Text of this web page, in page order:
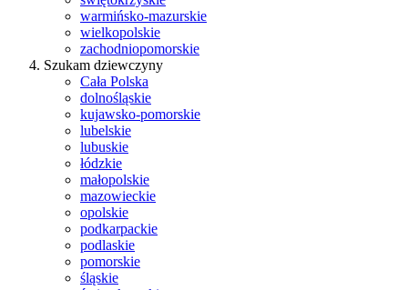
warmińsko-mazurskie
wielkopolskie
zachodniopomorskie
Szukam dziewczyny
Cała Polska
dolnośląskie
kujawsko-pomorskie
lubelskie
lubuskie
łódzkie
małopolskie
mazowieckie
opolskie
podkarpackie
podlaskie
pomorskie
śląskie